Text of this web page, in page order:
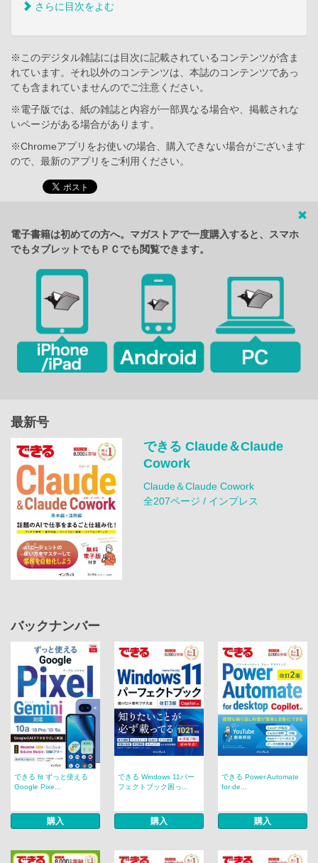
さらに目次をよむ
※このデジタル雑誌には目次に記載されているコンテンツが含ま
れています。それ以外のコンテンツは、本誌のコンテンツであっ
ても含まれていませんのでご注意ください。
※電子版では、紙の雑誌と内容が一部異なる場合や、掲載されな
いページがある場合があります。
※Chromeアプリをお使いの場合、購入できない場合がございます
ので、最新のアプリをご利用ください。
電子書籍は初めての方へ。マガストアで一度購入すると、スマホ
でもタブレットでもＰＣでも閲覧できます。
最新号
できる Claude＆Claude
Cowork
Claude＆Claude Cowork
全207ページ / インプレス
バックナンバー
できる fit ずっと使える
Google Pixe...
購入
できる Windows 11パー
フェクトブック困っ...
購入
できる Power Automate
for de...
購入